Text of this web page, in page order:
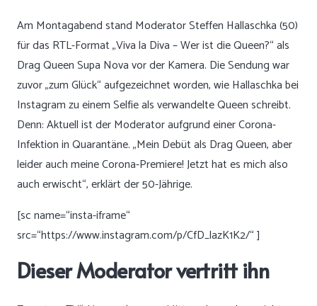
Am Montagabend stand Moderator Steffen Hallaschka (50)
für das RTL-Format „Viva la Diva – Wer ist die Queen?“ als
Drag Queen Supa Nova vor der Kamera. Die Sendung war
zuvor „zum Glück“ aufgezeichnet worden, wie Hallaschkabei
Instagramzu einem Selfie als verwandelte Queen schreibt.
Denn: Aktuell ist der Moderator aufgrund einer Corona-
Infektion in Quarantäne. „Mein Debüt als Drag Queen, aber
leider auch meine Corona-Premiere! Jetzt hat es mich also
auch erwischt“, erklärt der 50-Jährige.
[sc name=“insta-iframe“
src=“https://www.instagram.com/p/CfD_lazK1K2/“ ]
Dieser Moderator vertritt ihn